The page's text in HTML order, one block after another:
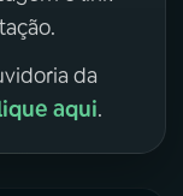
da
aqui.